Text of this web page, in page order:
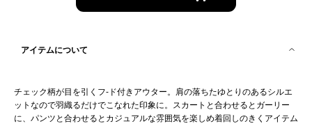
アイテムについて
チェック柄が目を引くフ-ド付きアウター。肩の落ちたゆとりのあるシルエ
ットなので羽織るだけでこなれた印象に。スカートと合わせるとガーリー
に、パンツと合わせるとカジュアルな雰囲気を楽しめ着回しのきくアイテム